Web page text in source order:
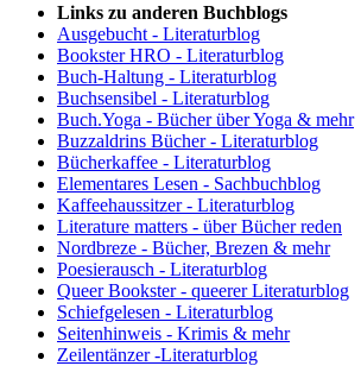
Links zu anderen Buchblogs
Ausgebucht - Literaturblog
Bookster HRO - Literaturblog
Buch-Haltung - Literaturblog
Buchsensibel - Literaturblog
Buch.Yoga - Bücher über Yoga & mehr
Buzzaldrins Bücher - Literaturblog
Bücherkaffee - Literaturblog
Elementares Lesen - Sachbuchblog
Kaffeehaussitzer - Literaturblog
Literature matters - über Bücher reden
Nordbreze - Bücher, Brezen & mehr
Poesierausch - Literaturblog
Queer Bookster - queerer Literaturblog
Schiefgelesen - Literaturblog
Seitenhinweis - Krimis & mehr
Zeilentänzer -Literaturblog